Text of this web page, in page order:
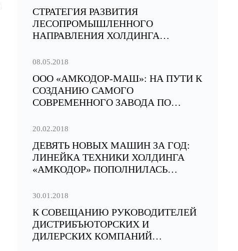
СТРАТЕГИЯ РАЗВИТИЯ
ЛЕСОПРОМЫШЛЕННОГО
НАПРАВЛЕНИЯ ХОЛДИНГА
08.05.2018
ООО «АМКОДОР-МАШ»: НА ПУТИ К
СОЗДАНИЮ САМОГО
СОВРЕМЕННОГО ЗАВОДА ПО
МАШИН
20.02.2018
ДЕВЯТЬ НОВЫХ МАШИН ЗА ГОД:
ЛИНЕЙКА ТЕХНИКИ ХОЛДИНГА
«АМКОДОР» ПОПОЛНИЛАСЬ
30.01.2018
К СОВЕЩАНИЮ РУКОВОДИТЕЛЕЙ
ДИСТРИБЪЮТОРСКИХ И
ДИЛЕРСКИХ КОМПАНИЙ